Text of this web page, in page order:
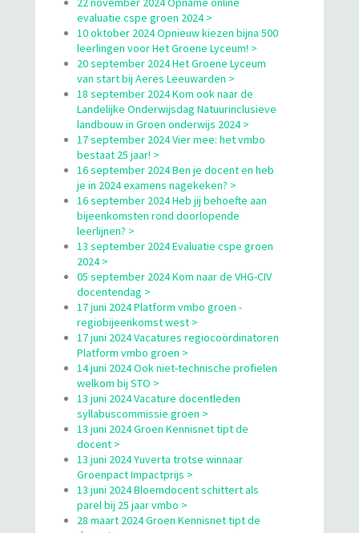
evaluatie cspe groen 2024 >
10 oktober 2024 Opnieuw kiezen bijna 500
leerlingen voor Het Groene Lyceum! >
20 september 2024 Het Groene Lyceum
van start bij Aeres Leeuwarden >
18 september 2024 Kom ook naar de
Landelijke Onderwijsdag Natuurinclusieve
landbouw in Groen onderwijs 2024 >
17 september 2024 Vier mee: het vmbo
bestaat 25 jaar! >
16 september 2024 Ben je docent en heb
je in 2024 examens nagekeken? >
16 september 2024 Heb jij behoefte aan
bijeenkomsten rond doorlopende
leerlijnen? >
13 september 2024 Evaluatie cspe groen
2024 >
05 september 2024 Kom naar de VHG-CIV
docentendag >
17 juni 2024 Platform vmbo groen -
regiobijeenkomst west >
17 juni 2024 Vacatures regiocoördinatoren
Platform vmbo groen >
14 juni 2024 Ook niet-technische profielen
welkom bij STO >
13 juni 2024 Vacature docentleden
syllabuscommissie groen >
13 juni 2024 Groen Kennisnet tipt de
docent >
13 juni 2024 Yuverta trotse winnaar
Groenpact Impactprijs >
13 juni 2024 Bloemdocent schittert als
parel bij 25 jaar vmbo >
28 maart 2024 Groen Kennisnet tipt de